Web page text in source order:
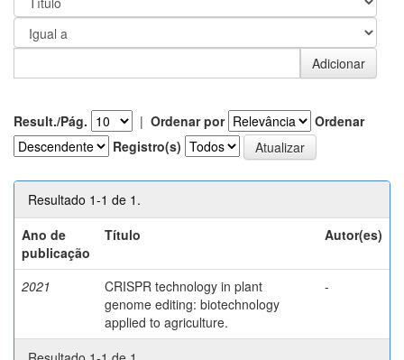
Result./Pág. | Ordenar por
Ordenar
Registro(s)
Resultado 1-1 de 1.
Ano de
publicação
Título Autor(es)
2021
CRISPR technology in plant
genome editing: biotechnology
applied to agriculture.
-